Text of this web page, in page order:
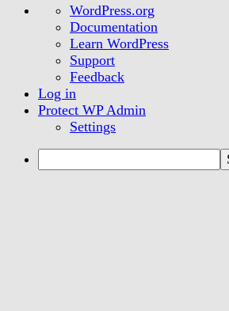
About
WordPress
WordPress.org
Documentation
Learn WordPress
Support
Feedback
Log in
Protect WP Admin
Settings